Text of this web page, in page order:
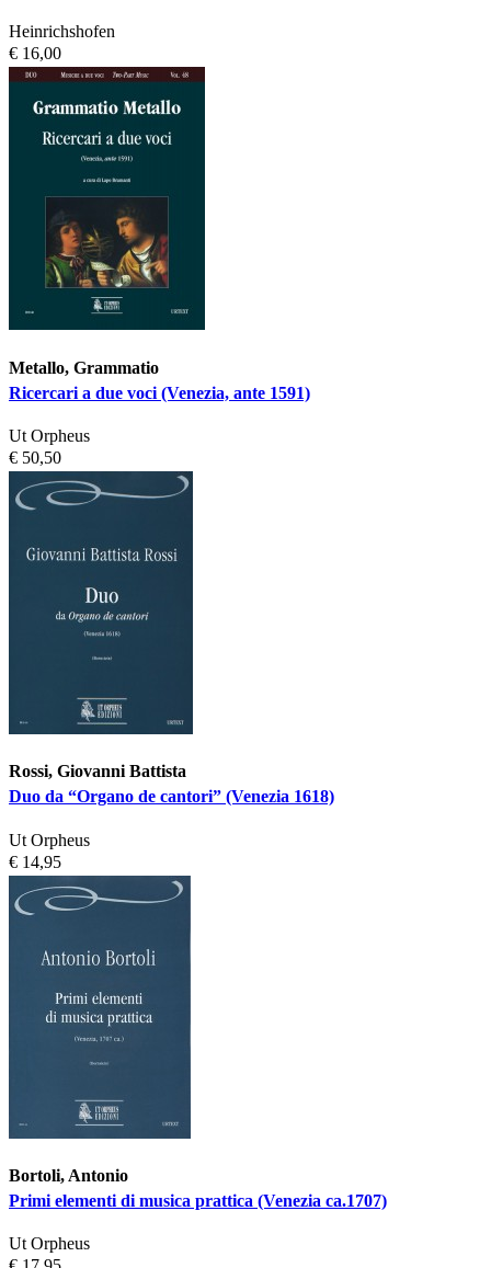
Heinrichshofen
€ 16,00
Metallo, Grammatio
Ricercari a due voci (Venezia, ante 1591)
Ut Orpheus
€ 50,50
Rossi, Giovanni Battista
Duo da “Organo de cantori” (Venezia 1618)
Ut Orpheus
€ 14,95
Bortoli, Antonio
Primi elementi di musica prattica (Venezia ca.1707)
Ut Orpheus